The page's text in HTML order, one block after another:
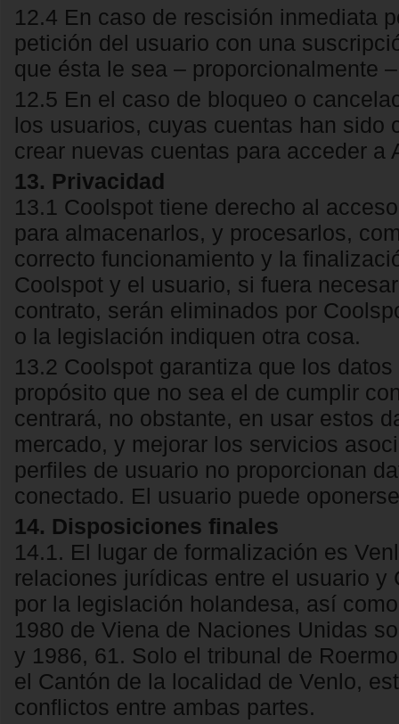
12.4 En caso de rescisión inmediata
petición del usuario con una
que ésta le sea – proporcionalmente
12.5 En el caso de bloqueo o
los usuarios, cuyas cuentas han sido
crear nuevas cuentas para acceder a
13. Privacidad
13.1 Coolspot tiene derecho al
para almacenarlos, y procesarlos,
correcto funcionamiento y la
Coolspot y el usuario, si fuera
contrato, serán eliminados por
o la legislación indiquen otra cosa.
13.2 Coolspot garantiza que los
propósito que no sea el de cumplir
centrará, no obstante, en usar estos
mercado, y mejorar los servicios
perfiles de usuario no proporcionan
conectado. El usuario puede
14. Disposiciones finales
14.1. El lugar de formalización es
relaciones jurídicas entre el usuario
por la legislación holandesa, así
1980 de Viena de Naciones Unidas
y 1986, 61. Solo el tribunal de
el Cantón de la localidad de Venlo,
conflictos entre ambas partes.